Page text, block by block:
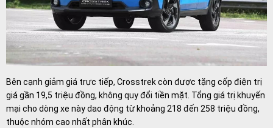
Bên cạnh giảm giá trực tiếp, Crosstrek còn được tặng cốp điện trị
giá gần 19,5 triệu đồng, không quy đổi tiền mặt. Tổng giá trị khuyến
mại cho dòng xe này dao động từ khoảng 218 đến 258 triệu đồng,
thuộc nhóm cao nhất phân khúc.